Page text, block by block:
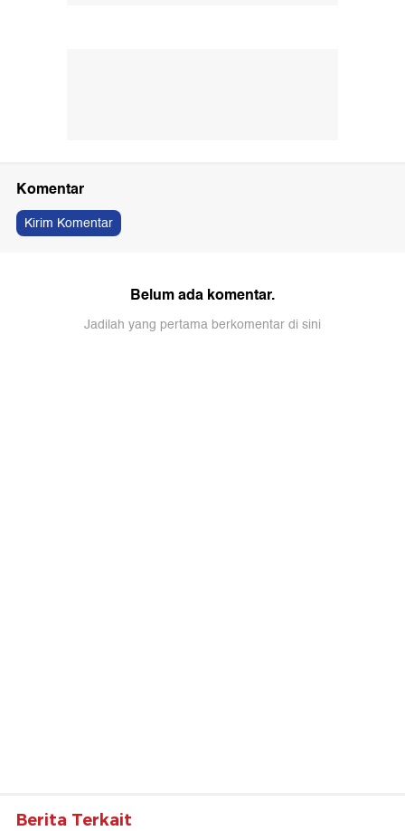
Komentar
Kirim Komentar
Belum ada komentar.
Jadilah yang pertama berkomentar di sini
Berita Terkait